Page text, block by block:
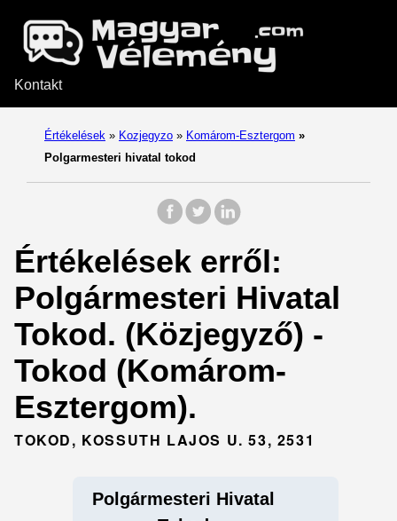
Kontakt
Értékelések » Kozjegyzo » Komárom-Esztergom »
Polgarmesteri hivatal tokod
Értékelések erről:
Polgármesteri Hivatal
Tokod. (Közjegyző) -
Tokod (Komárom-
Esztergom).
TOKOD, KOSSUTH LAJOS U. 53, 2531
Polgármesteri Hivatal